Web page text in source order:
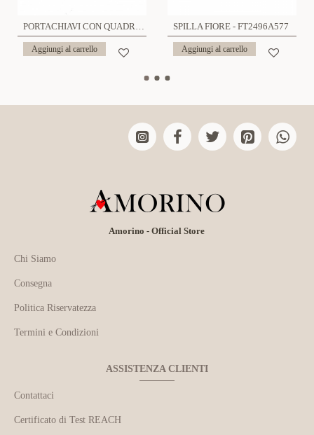
PORTACHIAVI CON QUADRIFOGLIO - YF23296E432
Aggiungi al carrello
SPILLA FIORE - FT2496A577
Aggiungi al carrello
Amorino - Official Store
Chi Siamo
Consegna
Politica Riservatezza
Termini e Condizioni
ASSISTENZA CLIENTI
Contattaci
Certificato di Test REACH